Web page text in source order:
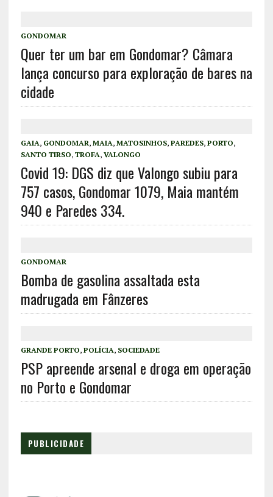
GONDOMAR
Quer ter um bar em Gondomar? Câmara
lança concurso para exploração de bares na
cidade
GAIA, GONDOMAR, MAIA, MATOSINHOS, PAREDES, PORTO,
SANTO TIRSO, TROFA, VALONGO
Covid 19: DGS diz que Valongo subiu para
757 casos, Gondomar 1079, Maia mantém
940 e Paredes 334.
GONDOMAR
Bomba de gasolina assaltada esta
madrugada em Fânzeres
GRANDE PORTO, POLÍCIA, SOCIEDADE
PSP apreende arsenal e droga em operação
no Porto e Gondomar
PUBLICIDADE